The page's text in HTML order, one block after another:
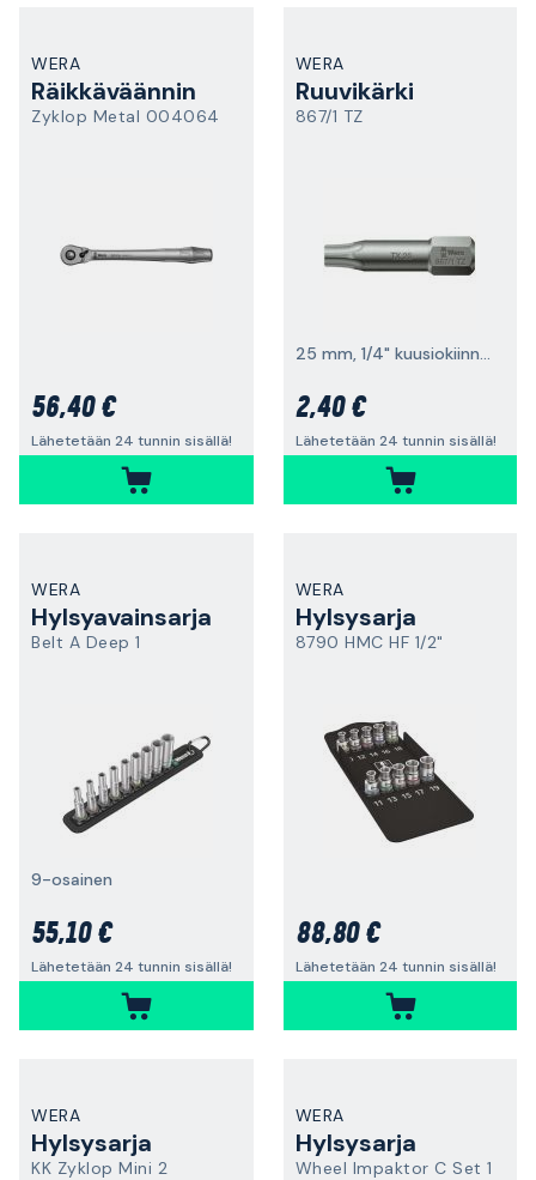
WERA
Räikkäväännin
Zyklop Metal 004064
56,40 €
Lähetetään 24 tunnin sisällä!
WERA
Ruuvikärki
867/1 TZ
25 mm, 1/4" kuusiokiinnitys
2,40 €
Lähetetään 24 tunnin sisällä!
WERA
Hylsyavainsarja
Belt A Deep 1
9-osainen
55,10 €
Lähetetään 24 tunnin sisällä!
WERA
Hylsysarja
8790 HMC HF 1/2"
88,80 €
Lähetetään 24 tunnin sisällä!
WERA
Hylsysarja
KK Zyklop Mini 2
WERA
Hylsysarja
Wheel Impaktor C Set 1